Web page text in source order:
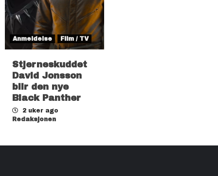
Anmeldelse Film / TV
Stjerneskuddet
David Jonsson
blir den nye
Black Panther
2 uker ago
Redaksjonen